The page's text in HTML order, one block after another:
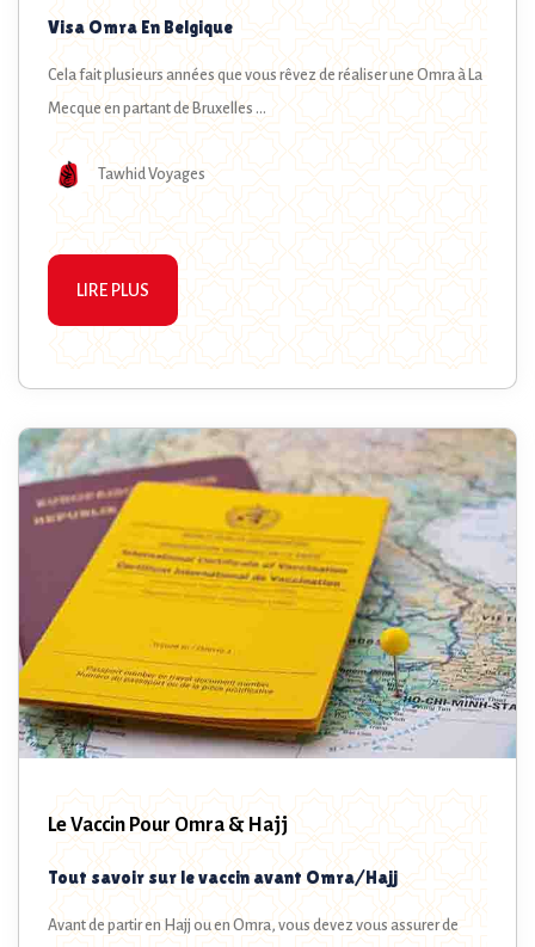
Visa Omra En Belgique
Cela fait plusieurs années que vous rêvez de réaliser une Omra à La
Mecque en partant de Bruxelles ...
Tawhid Voyages
LIRE PLUS
Le Vaccin Pour Omra & Hajj
Tout savoir sur le vaccin avant Omra/Hajj
Avant de partir en Hajj ou en Omra, vous devez vous assurer de